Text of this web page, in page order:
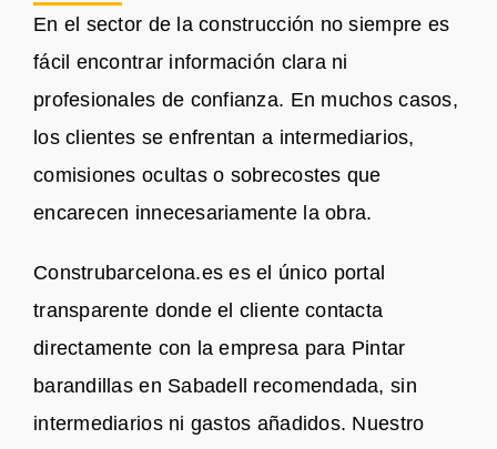
En el sector de la construcción no siempre es
fácil encontrar información clara ni
profesionales de confianza. En muchos casos,
los clientes se enfrentan a intermediarios,
comisiones ocultas o sobrecostes que
encarecen innecesariamente la obra.
Construbarcelona.es es el único portal
transparente donde el cliente contacta
directamente con la empresa para Pintar
barandillas en Sabadell recomendada, sin
intermediarios ni gastos añadidos. Nuestro